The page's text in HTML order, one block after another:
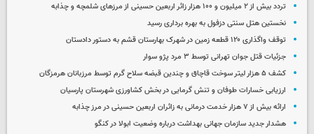
تردد بیش از ۲ میلیون و ۱۰۰ هزار زائر اربعین حسینی از مرزهای شلمچه و چذابه
نخستین هتل سنتی دزفول به بهره برداری رسید
توقف واگذاری ۱۲۰ قطعه زمین در شهرک بهارستان قشم به دستور دادستان
جزئیات قتل جوان تهرانی توسط ۳ مرد پژو سوار
کشف ۵ هزار لیتر سوخت قاچاق و چندین قبضه سلاح گرم توسط مرزبانان هرمزگان
ارزیابی خسارات طوفان و تنش گرمایی در بخش کشاورزی شهرستان پارسیان
ارائه بیش از ۷ هزار خدمت درمانی به زائران اربعین حسینی در مرز چذابه
هشدار جدید سازمان جهانی بهداشت درباره وضعیت ابولا در کنگو